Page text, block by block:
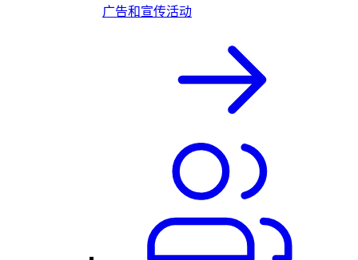
广告和宣传活动